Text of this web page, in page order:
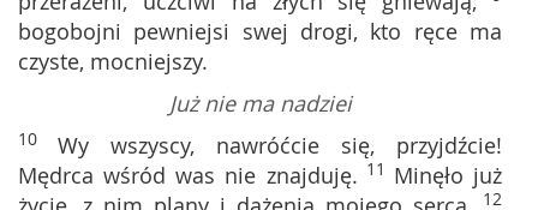
bogobojni pewniejsi swej drogi, kto ręce ma
czyste, mocniejszy.
Już nie ma nadziei
10 Wy wszyscy, nawróćcie się, przyjdźcie!
Mędrca wśród was nie znajduję. 11 Minęło już
12